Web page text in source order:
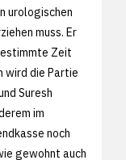
urologischen
muss. Er
Zeit
wird die Partie
Suresh
im
noch
gewohnt auch